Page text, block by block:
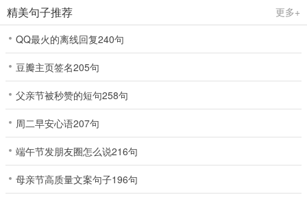
精美句子推荐
更多+
QQ最火的离线回复240句
豆瓣主页签名205句
父亲节被秒赞的短句258句
周二早安心语207句
端午节发朋友圈怎么说216句
母亲节高质量文案句子196句